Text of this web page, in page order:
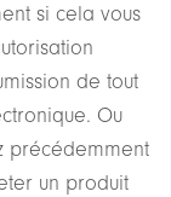
si cela vous
de tout
Ou
précédemment
un produit